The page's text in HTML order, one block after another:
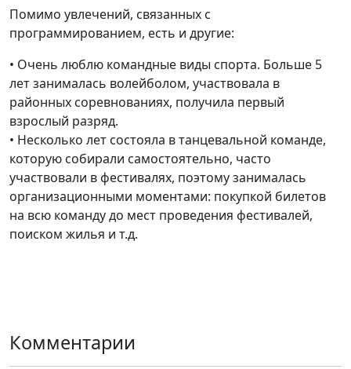
Помимо увлечений, связанных с
программированием, есть и другие:
• Очень люблю командные виды спорта. Больше 5
лет занималась волейболом, участвовала в
районных соревнованиях, получила первый
взрослый разряд.
• Несколько лет состояла в танцевальной команде,
которую собирали самостоятельно, часто
участвовали в фестивалях, поэтому занималась
организационными моментами: покупкой билетов
на всю команду до мест проведения фестивалей,
поиском жилья и т.д.
Комментарии